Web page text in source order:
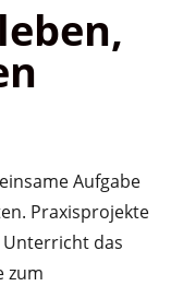
Aufgabe
Praxisprojekte
Unterricht das
zum